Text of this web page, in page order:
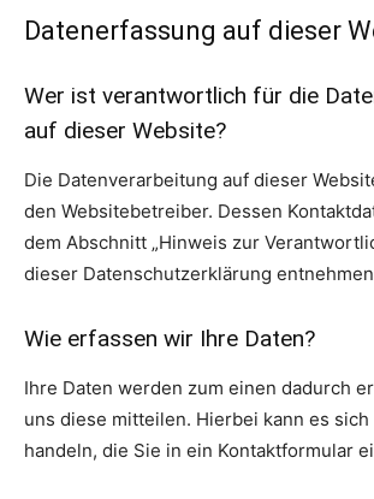
Datenerfassung auf dieser
Wer ist verantwortlich für die
auf dieser Website?
Die Datenverarbeitung auf dieser
den Websitebetreiber. Dessen
dem Abschnitt „Hinweis zur
dieser Datenschutzerklärung
Wie erfassen wir Ihre Daten?
Ihre Daten werden zum einen dadurch
uns diese mitteilen. Hierbei kann es sich
handeln, die Sie in ein Kontaktformular